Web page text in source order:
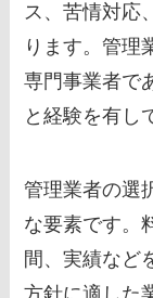
ス、苦情対応
ります。管理
専門事業者で
と経験を有し
管理業者の選
な要素です。
間、実績など